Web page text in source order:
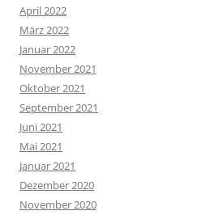
April 2022
März 2022
Januar 2022
November 2021
Oktober 2021
September 2021
Juni 2021
Mai 2021
Januar 2021
Dezember 2020
November 2020